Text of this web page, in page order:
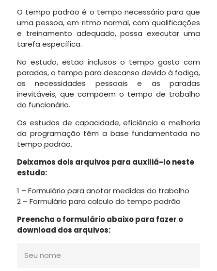
O tempo padrão é o tempo necessário para que
uma pessoa, em ritmo normal, com qualificações
e treinamento adequado, possa executar uma
tarefa específica.
No estudo, estão inclusos o tempo gasto com
paradas, o tempo para descanso devido à fadiga,
as necessidades pessoais e as paradas
inevitáveis, que compõem o tempo de trabalho
do funcionário.
Os estudos de capacidade, eficiência e melhoria
da programação têm a base fundamentada no
tempo padrão.
Deixamos dois arquivos para auxiliá-lo neste
estudo:
1 – Formulário para anotar medidas do trabalho
2 – Formulário para calculo do tempo padrão
Preencha o formulário abaixo para fazer o
download dos arquivos: